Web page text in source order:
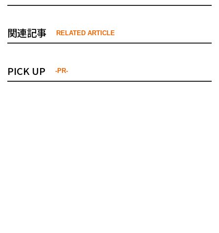
関連記事 RELATED ARTICLE
PICK UP -PR-